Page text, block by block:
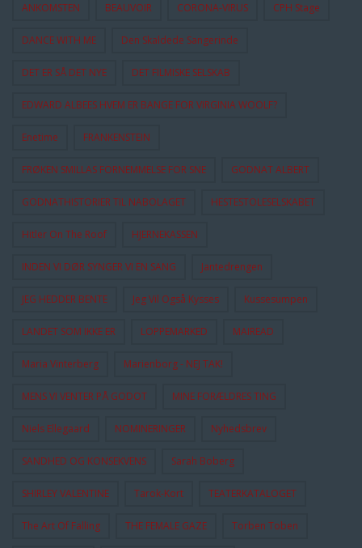
ANKOMSTEN BEAUVOIR CORONA-VIRUS CPH Stage
DANCE WITH ME Den Skaldede Sangerinde
DET ER SÅ DET NYE DET FILMISKE SELSKAB
EDWARD ALBEES HVEM ER BANGE FOR VIRGINIA WOOLF?
Enetime FRANKENSTEIN
FRØKEN SMILLAS FORNEMMELSE FOR SNE GODNAT ALBERT
GODNATHISTORIER TIL NABOLAGET HESTESTOLESELSKABET
Hitler On The Roof HJERNEKASSEN
INDEN VI DØR SYNGER VI EN SANG Jantedrengen
JEG HEDDER BENTE Jeg Vil Også Kysses Kussesumpen
LANDET SOM IKKE ER LOPPEMARKED MAIREAD
Maria Vinterberg Marienborg - NEJ TAK!
MENS VI VENTER PÅ GODOT MINE FORÆLDRES TING
Niels Ellegaard NOMINERINGER Nyhedsbrev
SANDHED OG KONSEKVENS Sarah Boberg
SHIRLEY VALENTINE Tarok-Kort TEATERKATALOGET
The Art Of Falling THE FEMALE GAZE Torben Toben